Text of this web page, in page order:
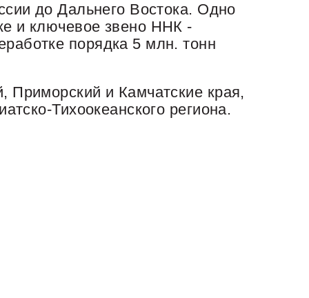
до Дальнего Востока. Одно
и ключевое звено ННК -
порядка 5 млн. тонн
Приморский и Камчатские края,
Тихоокеанского региона.